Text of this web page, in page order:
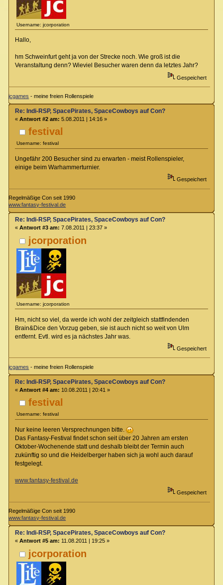
Username: jcorporation
Hallo,
hm Schweinfurt geht ja von der Strecke noch. Wie groß ist die
Veranstaltung denn? Wieviel Besucher waren denn da letztes Jahr?
Gespeichert
jcgames - meine freien Rollenspiele
festival
Username: festival
Re: Indi-RSP, SpacePirates, SpaceCowboys auf Con?
« Antwort #2 am: 5.08.2011 | 14:16 »
Ungefähr 200 Besucher sind zu erwarten - meist Rollenspieler,
einige beim Warhammerturnier.
Gespeichert
Regelmäßige Con seit 1990
www.fantasy-festival.de
jcorporation
Username: jcorporation
Re: Indi-RSP, SpacePirates, SpaceCowboys auf Con?
« Antwort #3 am: 7.08.2011 | 23:37 »
Hm, nicht so viel, da werde ich wohl der zeitgleich stattfindenden
Brain&Dice den Vorzug geben, sie ist auch nicht so weit von Ulm
entfernt. Evtl. wird es ja nächstes Jahr was.
Gespeichert
jcgames - meine freien Rollenspiele
festival
Username: festival
Re: Indi-RSP, SpacePirates, SpaceCowboys auf Con?
« Antwort #4 am: 10.08.2011 | 20:41 »
Nur keine leeren Versprechnungen bitte.
Das Fantasy-Festival findet schon seit über 20 Jahren am ersten
Oktober-Wochenende statt und deshalb bleibt der Termin auch
zukünftig so und die Heidelberger haben sich ja wohl auch darauf
festgelegt.
www.fantasy-festival.de
Gespeichert
Regelmäßige Con seit 1990
www.fantasy-festival.de
jcorporation
Re: Indi-RSP, SpacePirates, SpaceCowboys auf Con?
« Antwort #5 am: 11.08.2011 | 19:25 »